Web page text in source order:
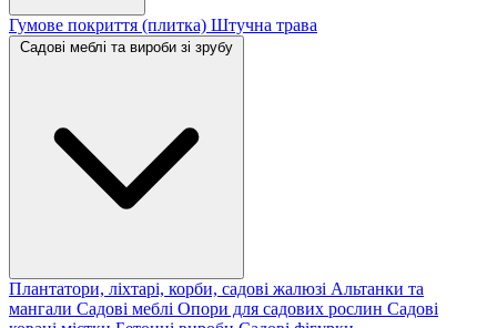
Гумове покриття (плитка) Штучна трава
Садові меблі та вироби зі зрубу
Плантатори, ліхтарі, корби, садові жалюзі Альтанки та
мангали Садові меблі Опори для садових рослин Садові